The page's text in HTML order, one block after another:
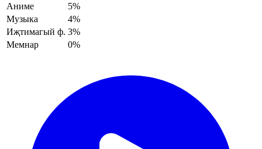
Аниме
5%
Музыка
4%
Иҗтимагый ф. 3%
Мемнар
0%